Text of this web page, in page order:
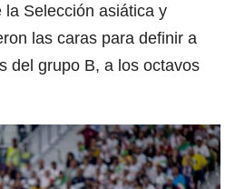
la Selección asiática y
las caras para definir a
del grupo B, a los octavos